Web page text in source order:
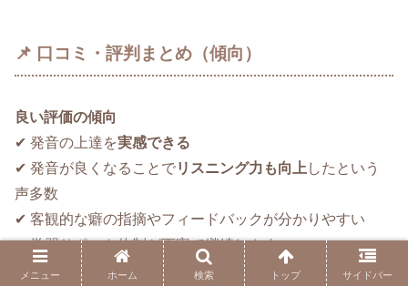
📌 口コミ・評判まとめ（傾向）
良い評価の傾向
✔ 発音の上達を実感できる
✔ 発音が良くなることでリスニング力も向上したという
声多数
✔ 客観的な癖の指摘やフィードバックが分かりやすい
✔ 学習サポート体制が丁寧で継続しやすい
メニュー ホーム 検索 トップ サイドバー